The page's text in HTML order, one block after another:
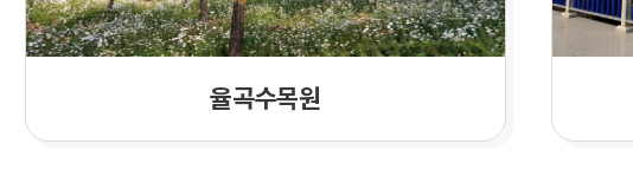
율곡수목원